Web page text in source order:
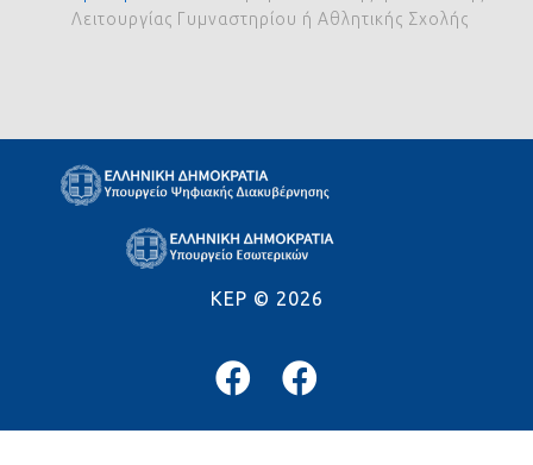
Λειτουργίας Γυμναστηρίου ή Αθλητικής Σχολής
KEP © 2026